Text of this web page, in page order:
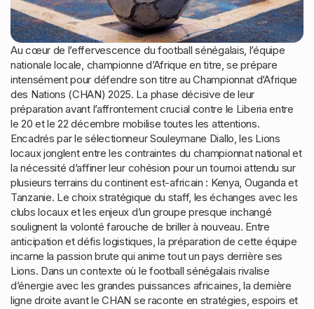
Au cœur de l’effervescence du football sénégalais, l’équipe
nationale locale, championne d’Afrique en titre, se prépare
intensément pour défendre son titre au Championnat d’Afrique
des Nations (CHAN) 2025. La phase décisive de leur
préparation avant l’affrontement crucial contre le Liberia entre
le 20 et le 22 décembre mobilise toutes les attentions.
Encadrés par le sélectionneur Souleymane Diallo, les Lions
locaux jonglent entre les contraintes du championnat national et
la nécessité d’affiner leur cohésion pour un tournoi attendu sur
plusieurs terrains du continent est-africain : Kenya, Ouganda et
Tanzanie. Le choix stratégique du staff, les échanges avec les
clubs locaux et les enjeux d’un groupe presque inchangé
soulignent la volonté farouche de briller à nouveau. Entre
anticipation et défis logistiques, la préparation de cette équipe
incarne la passion brute qui anime tout un pays derrière ses
Lions. Dans un contexte où le football sénégalais rivalise
d’énergie avec les grandes puissances africaines, la dernière
ligne droite avant le CHAN se raconte en stratégies, espoirs et